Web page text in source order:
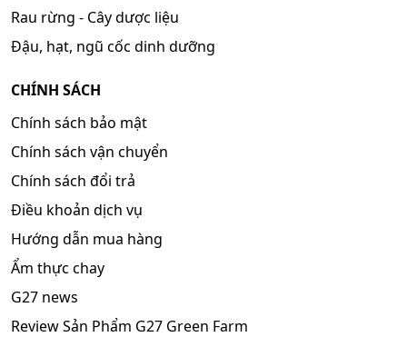
Rau rừng - Cây dược liệu
Đậu, hạt, ngũ cốc dinh dưỡng
CHÍNH SÁCH
Chính sách bảo mật
Chính sách vận chuyển
Chính sách đổi trả
Điều khoản dịch vụ
Hướng dẫn mua hàng
Ẩm thực chay
G27 news
Review Sản Phẩm G27 Green Farm